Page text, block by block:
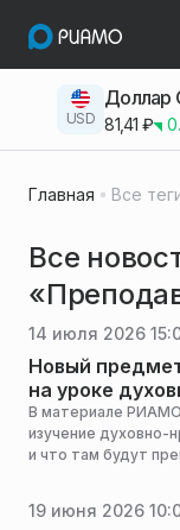
USD 81,41 ₽
Главная Все
Все
14 июля 2026
Новый
на уроке
В материале РИАМО
изучение духовно-
и что там будут
19 июня 2026